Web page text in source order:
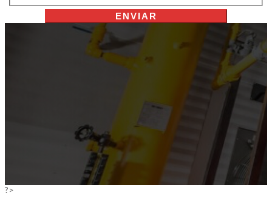
ENVIAR
?>